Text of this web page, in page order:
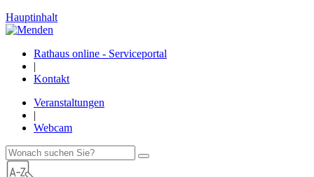
Hauptinhalt
Rathaus online - Serviceportal
|
Kontakt
Veranstaltungen
|
Webcam